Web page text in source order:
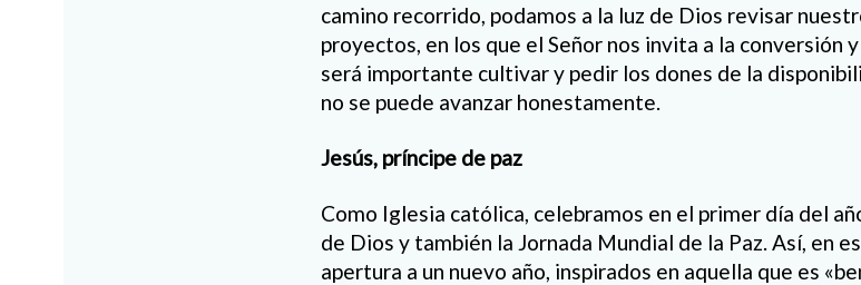
camino recorrido, podamos a la luz de Dios revisar
proyectos, en los que el Señor nos invita a la conversión
será importante cultivar y pedir los dones de la
no se puede avanzar honestamente.
Jesús, príncipe de paz
Como Iglesia católica, celebramos en el primer día del
de Dios y también la Jornada Mundial de la Paz. Así, en
apertura a un nuevo año, inspirados en aquella que es